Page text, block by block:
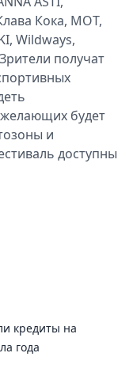
Кока, МОТ,
Wildways,
получат
желающих будет
и
доступны
кредиты на
года